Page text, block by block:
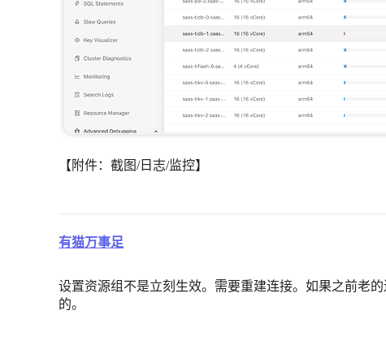
【附件：截图/日志/监控】
有猫万事足
设置资源组不是立刻生效。需要重建连接。如果之前老
的。